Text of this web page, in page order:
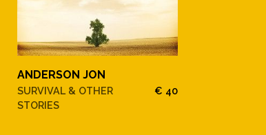
ANDERSON JON
SURVIVAL & OTHER
STORIES
€ 40